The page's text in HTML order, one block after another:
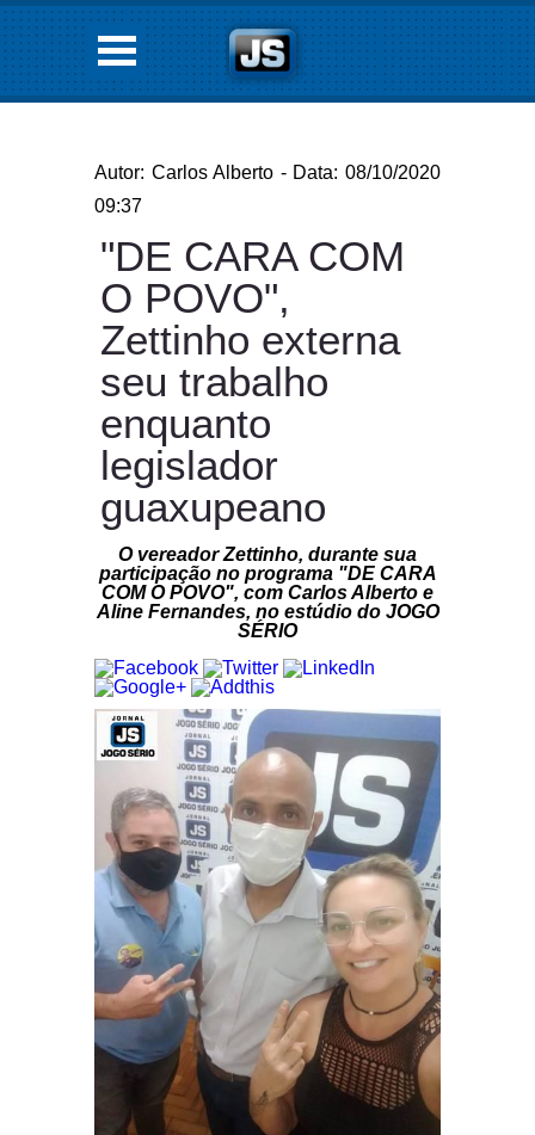
Autor: Carlos Alberto - Data: 08/10/2020
09:37
"DE CARA COM
O POVO",
Zettinho externa
seu trabalho
enquanto
legislador
guaxupeano
O vereador Zettinho, durante sua
participação no programa "DE CARA
COM O POVO", com Carlos Alberto e
Aline Fernandes, no estúdio do JOGO
SÉRIO